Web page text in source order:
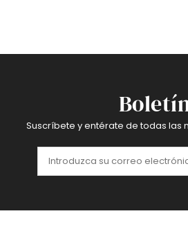
Suscríbete y entérate de todas las